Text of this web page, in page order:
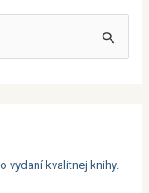
vydaní kvalitnej knihy.